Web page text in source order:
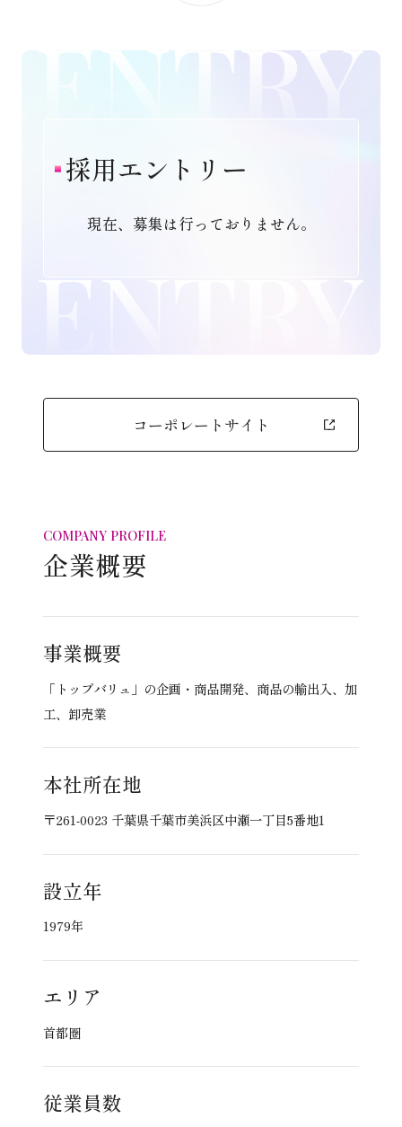
採用エントリー
現在、募集は行っておりません。
コーポレートサイト
COMPANY PROFILE
企業概要
事業概要
「トップバリュ」の企画・商品開発、商品の輸出入、加
工、卸売業
本社所在地
〒261-0023 千葉県千葉市美浜区中瀬一丁目5番地1
設立年
1979年
エリア
首都圏
従業員数